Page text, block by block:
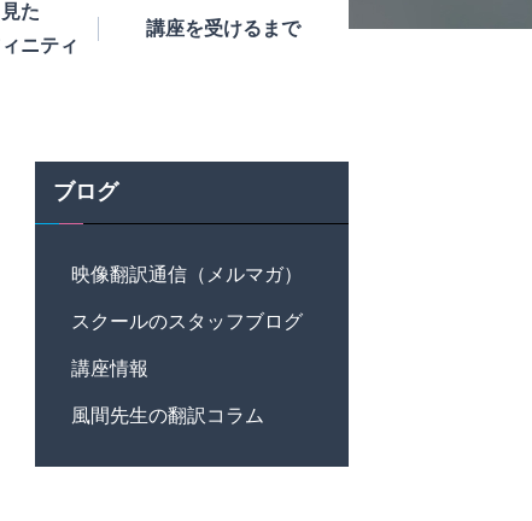
た
ニティ
講座を受けるまで
ブログ
映像翻訳通信（メルマガ）
スクールのスタッフブログ
講座情報
風間先生の翻訳コラム